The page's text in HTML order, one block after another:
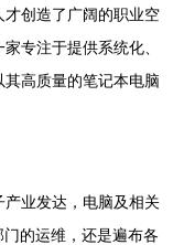
创造了广阔的职业空
专注于提供系统化、
高质量的笔记本电脑
业发达，电脑及相关
的运维，还是遍布各